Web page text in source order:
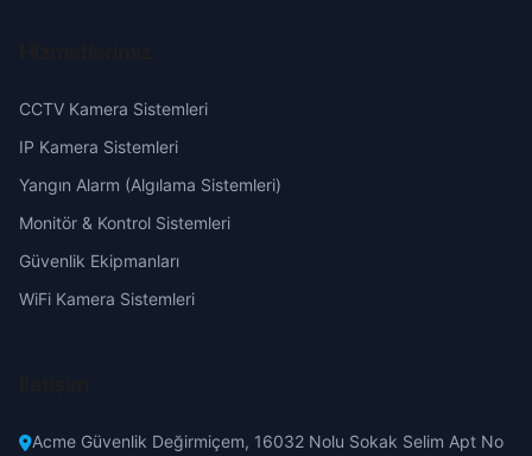
Hakkari
Isparta
İzmir
Çürüklü
Damyarı
Dikilitaş
Düzagaç
CCTV Kamera Sistemleri
IP Kamera Sistemleri
Yangın Alarm (Algılama Sistemleri)
Monitör & Kontrol Sistemleri
Güvenlik Ekipmanları
WiFi Kamera Sistemleri
Acme Güvenlik Değirmiçem, 16032 Nolu Sokak Selim Apt No